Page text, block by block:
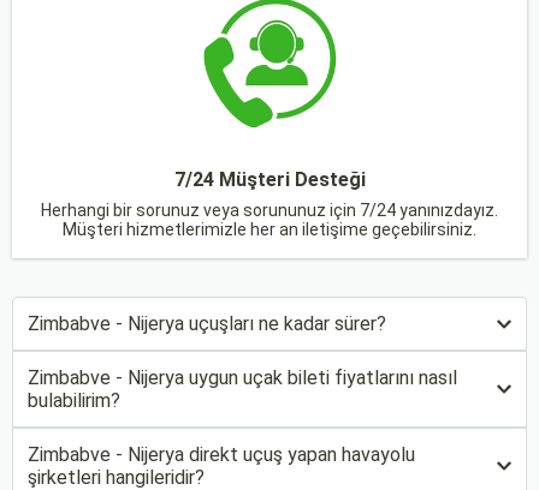
7/24 Müşteri Desteği
Herhangi bir sorunuz veya sorununuz için 7/24 yanınızdayız.
Müşteri hizmetlerimizle her an iletişime geçebilirsiniz.
Zimbabve - Nijerya uçuşları ne kadar sürer?
Zimbabve - Nijerya uygun uçak bileti fiyatlarını nasıl
bulabilirim?
Zimbabve - Nijerya direkt uçuş yapan havayolu
şirketleri hangileridir?